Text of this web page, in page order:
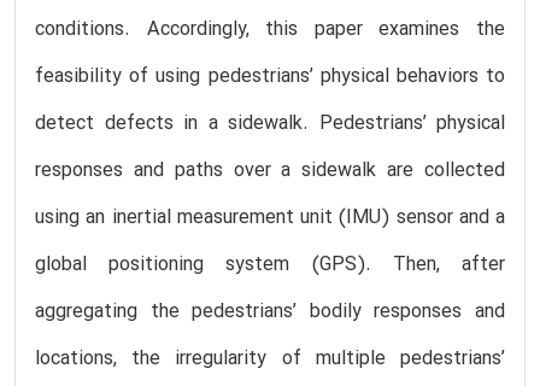
conditions. Accordingly, this paper examines the
feasibility of using pedestrians’ physical behaviors to
detect defects in a sidewalk. Pedestrians’ physical
responses and paths over a sidewalk are collected
using an inertial measurement unit (IMU) sensor and a
global positioning system (GPS). Then, after
aggregating the pedestrians’ bodily responses and
locations, the irregularity of multiple pedestrians’